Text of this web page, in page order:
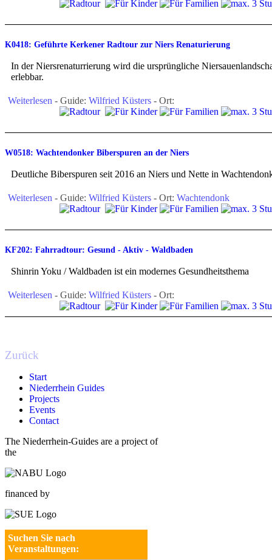
K0418: Geführte Kerkener Radtour zur Niers Renaturierung
In der Niersrenaturrierung wird die ursprüngliche
erlebbar.
Weiterlesen - Guide: Wilfried Küsters - Ort:
W0518: Wachtendonker Biberspuren an der Niers
Deutliche Biberspuren seit 2016 an Niers und Nette in
Weiterlesen - Guide: Wilfried Küsters - Ort: Wachtendonk
KF202: Fahrradtour: Gesund - Aktiv - Waldbaden
Shinrin Yoku / Waldbaden ist ein modernes Gesundheitsthema
Weiterlesen - Guide: Wilfried Küsters - Ort:
Zurück
Start
Niederrhein Guides
Projects
Events
Contact
The Niederrhein-Guides are a project of
the
financed by
Suchen Sie nach
Veranstaltungen: